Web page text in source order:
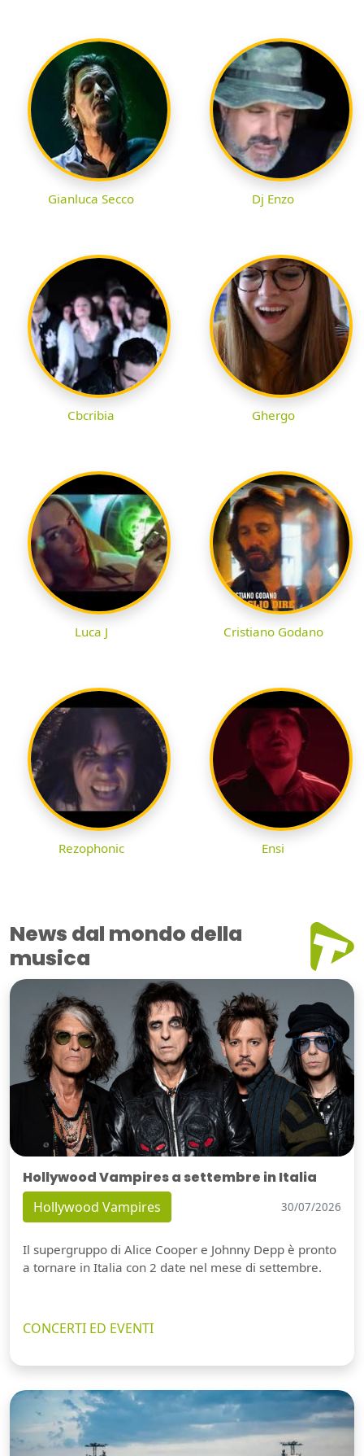
Gianluca Secco Dj Enzo
Cbcribia Ghergo
Luca J Cristiano Godano
Rezophonic Ensi
News dal mondo della
musica
Hollywood Vampires a settembre in Italia
Hollywood Vampires 30/07/2026
Il supergruppo di Alice Cooper e Johnny Depp è pronto
a tornare in Italia con 2 date nel mese di settembre.
CONCERTI ED EVENTI